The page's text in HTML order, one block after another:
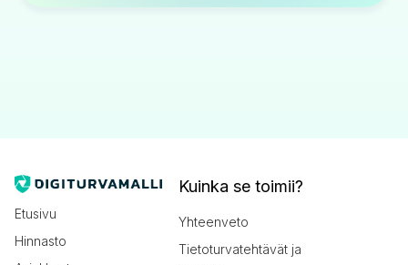
Etusivu
Hinnasto
Kuinka se toimii?
Yhteenveto
Tietoturvatehtävät ja